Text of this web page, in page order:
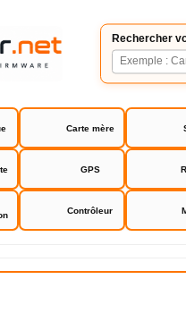
Rechercher
Carte mère
GPS
Contrôleur
HL-2030 drivers